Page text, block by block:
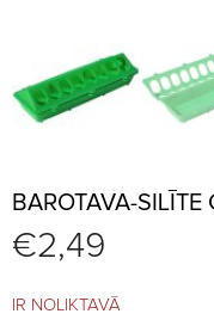
BAROTAVA-
€2,49
IR NOLIKTAVĀ